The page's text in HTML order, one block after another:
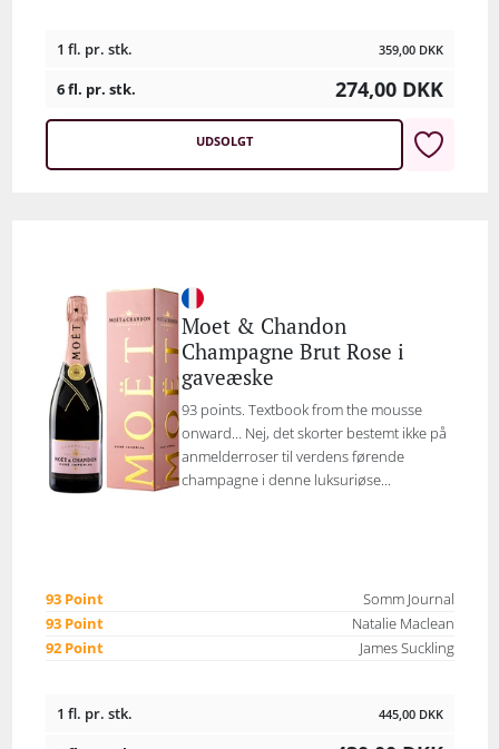
1 fl. pr. stk. 359,00 DKK
6 fl. pr. stk. 274,00 DKK
UDSOLGT
Moet & Chandon
Champagne Brut Rose i
gaveæske
93 points. Textbook from the mousse
onward… Nej, det skorter bestemt ikke på
anmelderroser til verdens førende
champagne i denne luksuriøse...
93 Point
Somm Journal
93 Point
Natalie Maclean
92 Point
James Suckling
1 fl. pr. stk. 445,00 DKK